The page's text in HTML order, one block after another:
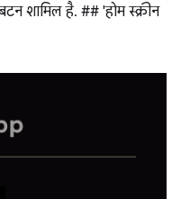
शामिल है. ## 'होम स्क्रीन